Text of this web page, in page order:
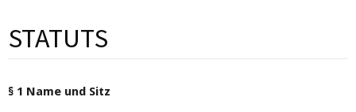
Transnational Corridors
Nous promouvons la mobilité sociale de jeunes talents dans le
STATUTS
§ 1 Name und Sitz